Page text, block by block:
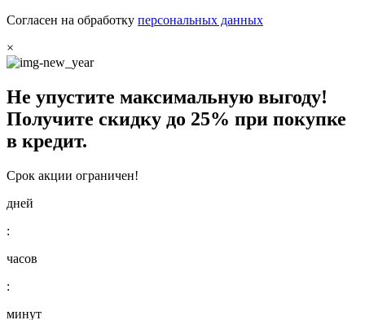
Согласен на обработку персональных данных
×
Не упустите максимальную выгоду!
Получите скидку до 25% при покупке
в кредит.
Срок акции ограничен!
дней
:
часов
:
минут